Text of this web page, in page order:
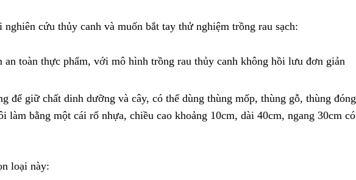
cứu thủy canh và muốn bắt tay thử nghiệm trồng rau sạch:
để giữ chất dinh dưỡng và cây, có thể dùng thùng mốp, thùng gỗ, thùng đóng
bằng một cái rổ nhựa, chiều cao khoảng 10cm, dài 40cm, ngang 30cm có
loại này: